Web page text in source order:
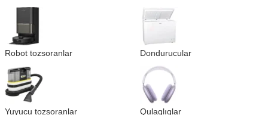
Robot tozsoranlar Dondurucular
Yuyucu tozsoranlar Qulaqlıqlar